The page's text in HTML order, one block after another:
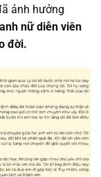
ảnh hưởng
nữ diễn viên
đời.